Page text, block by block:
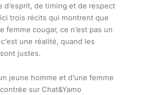
d’esprit, de timing et de respect
trois récits qui montrent que
femme cougar, ce n’est pas un
une réalité, quand les
justes.
jeune homme et d’une femme
sur Chat&Yamo